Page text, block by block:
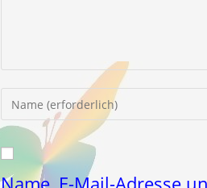
deinen
Namen
oder
Benutzernamen